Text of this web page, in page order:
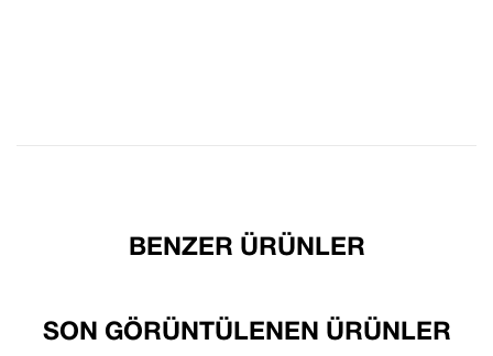
BENZER ÜRÜNLER
SON GÖRÜNTÜLENEN ÜRÜNLER